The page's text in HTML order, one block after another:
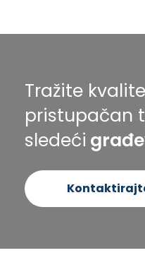
Tražite
pristupačan
sledeći